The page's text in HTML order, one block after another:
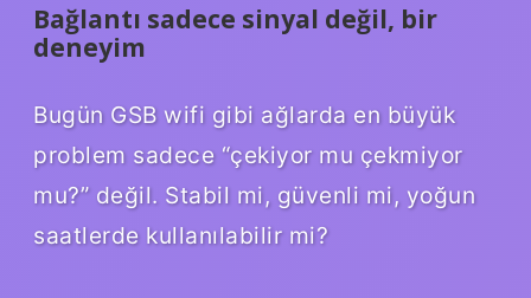
Bağlantı sadece sinyal değil, bir
deneyim
Bugün GSB wifi gibi ağlarda en büyük
problem sadece “çekiyor mu çekmiyor
mu?” değil. Stabil mi, güvenli mi, yoğun
saatlerde kullanılabilir mi?